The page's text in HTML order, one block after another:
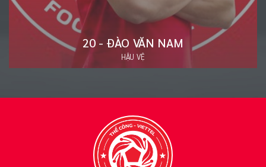
19 - ĐINH XUÂN TIẾN